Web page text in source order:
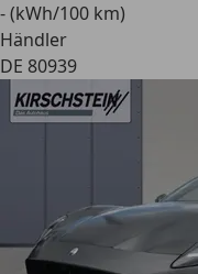
- (kWh/100 km)
Händler
DE 80939